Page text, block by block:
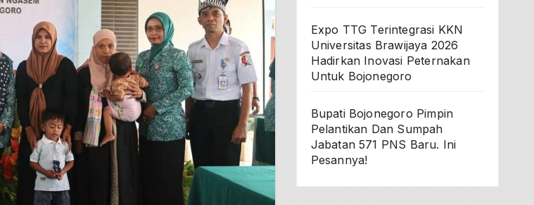
Expo TTG Terintegrasi KKN
Universitas Brawijaya 2026
Hadirkan Inovasi Peternakan
Untuk Bojonegoro
Bupati Bojonegoro Pimpin
Pelantikan Dan Sumpah
Jabatan 571 PNS Baru. Ini
Pesannya!